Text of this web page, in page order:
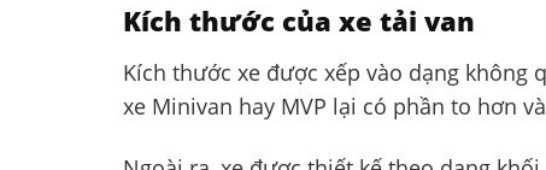
Kích thước của xe tải van
Kích thước xe được xếp vào dạng không
xe Minivan hay MVP lại có phần to hơn